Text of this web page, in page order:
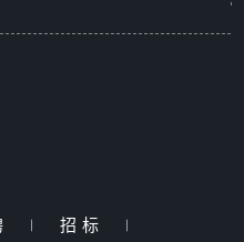
| 招标
|